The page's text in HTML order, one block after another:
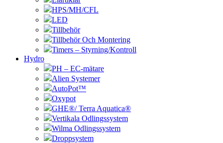
HPS/MH/CFL
LED
Tillbehör
Tillbehör Och Montering
Timers – Styrning/Kontroll
Hydro
PH – EC-mätare
Alien Systemer
AutoPot™
Oxypot
GHE®/ Terra Aquatica®
Vertikala Odlingssystem
Wilma Odlingssystem
Droppsystem